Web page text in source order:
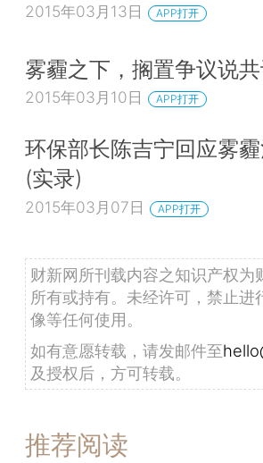
2015年03月13日 APP打开
雾霾之下，搁置争议说
2015年03月10日 APP打开
环保部长陈吉宁回应雾
(实录)
2015年03月07日 APP打开
财新网所刊载内容之知识产权
所有或持有。未经许可，禁止
像等任何使用。
如有意愿转载，请发邮件至
及授权后，方可转载。
推荐阅读